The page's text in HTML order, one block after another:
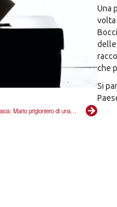
Eutanasia: Mario prigioniero di una farsa tutta Italiana
Una
volta
delle
che
Si